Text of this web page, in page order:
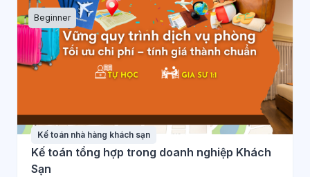
Beginner
Kế toán nhà hàng khách sạn
Kế toán tổng hợp trong doanh nghiệp Khách
Sạn